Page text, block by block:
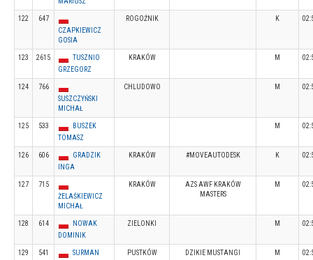
122
647
CZAPKIEWICZ
GOSIA
ROGOŹNIK K
123 2615
TUSZNIO
GRZEGORZ
KRAKÓW M
124
766
SUSZCZYŃSKI
MICHAŁ
CHLUDOWO M
125 533
BUSZEK
TOMASZ
M
126 606
GRADZIK
INGA
KRAKÓW #MOVEAUTODESK K
127
715
ŻELAŚKIEWICZ
MICHAŁ
KRAKÓW
AZS AWF KRAKÓW
MASTERS
M
128 614
NOWAK
DOMINIK
ZIELONKI M
129 541
SURMAN
PUSTKÓW DZIKIE MUSTANGI M